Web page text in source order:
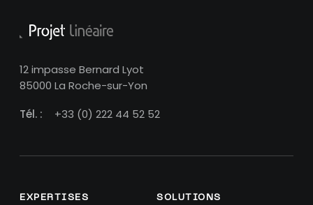
12 impasse Bernard Lyot
85000 La Roche-sur-Yon
Tél. :
+33 (0) 222 44 52 52
EXPERTISES SOLUTIONS